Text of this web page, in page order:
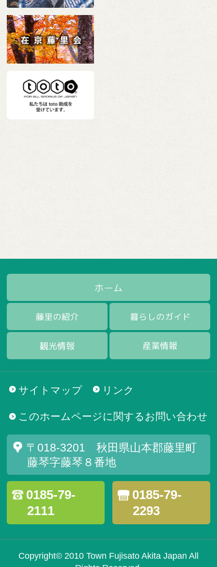
サイトマップ リンク
このホームページに関するお問い合わせ
〒018-3201 秋田県山本郡藤里町
藤琴字藤琴８番地
0185-79-
2111
0185-79-
2293
Copyright© 2010 Town Fujisato Akita Japan All